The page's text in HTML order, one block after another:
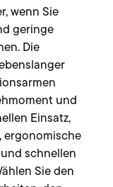
wenn Sie
geringe
Die
und
Einsatz,
ergonomische
schnellen
Sie den